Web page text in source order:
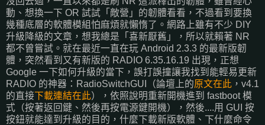
動、想換一下 OR 試試「敵營」的韌體看看，不過看到要換
幾種底層的軟體模組怕麻煩就懶惰了。網路上雖有不少 DIY
升級降級的文章，想我總是「喜新厭舊」，所以就賴著 NR
都不曾嘗試。就在最近一直在玩 Android 2.3.3 的最新版韌
體，突然看到又有新版的 RADIO 6.35.16.19 出現，正想
Google 一下如何升級的當下，誤打誤撞讓我找到能輕易更新
RADIO 的神器：RadioSwitchGUI（論壇上的原文在此 ，v4.1
的直接下載連結在此），依照說明重新開機進到 fastboot 模
式（按著返回鍵、然後再按電源鍵開機），然後....用 GUI 按
按鈕就能達到升級的目的，什麼下載新版軟體、下什麼命令